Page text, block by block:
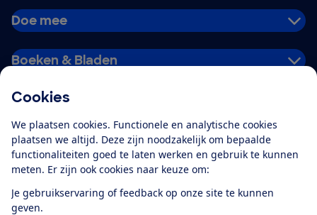
Cookies
We plaatsen cookies. Functionele en analytische cookies
plaatsen we altijd. Deze zijn noodzakelijk om bepaalde
functionaliteiten goed te laten werken en gebruik te kunnen
meten. Er zijn ook cookies naar keuze om:
Je gebruikservaring of feedback op onze site te kunnen
geven.
Doe mee
Boeken & Bladen
Alles over de
app